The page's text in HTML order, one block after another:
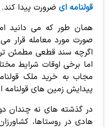
قولنامه ای ضرورت پیدا کند.
همان طور که می دانید
صورت مورد معامله قرار
اگرچه سند قطعی مطمئن
اما برخی اوقات شرایط
مجاب به خرید ملک
پیدایش زمین های قولنامه
در گذشته های نه چندان
هادی در روستاها،